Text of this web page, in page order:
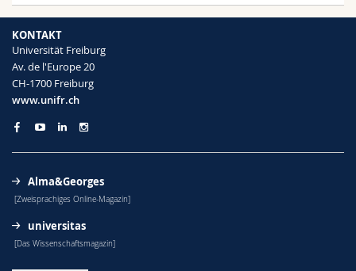
KONTAKT
Universität Freiburg
Av. de l'Europe 20
CH-1700 Freiburg
www.unifr.ch
Alma&Georges
[Zweisprachiges Online-Magazin]
universitas
[Das Wissenschaftsmagazin]